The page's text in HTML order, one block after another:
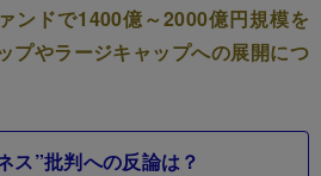
ンドで1400億～2000億円規模を
プやラージキャップへの展開につ
ス”批判への反論は？